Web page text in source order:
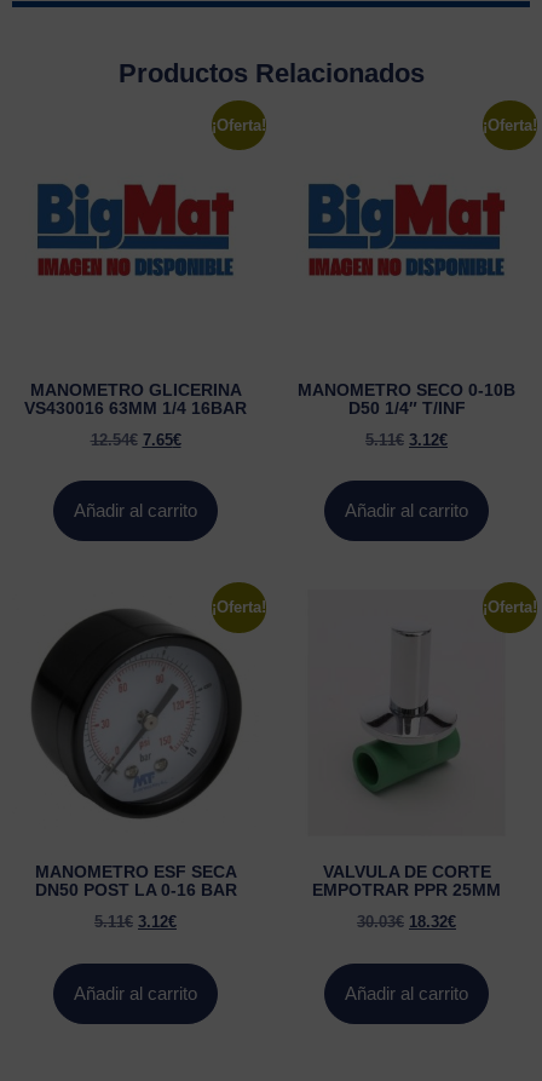
Productos Relacionados
¡Oferta!
MANOMETRO GLICERINA
VS430016 63MM 1/4 16BAR
12.54€ 7.65€
Añadir al carrito
¡Oferta!
MANOMETRO SECO 0-10B
D50 1/4″ T/INF
5.11€ 3.12€
Añadir al carrito
¡Oferta!
MANOMETRO ESF SECA
DN50 POST LA 0-16 BAR
5.11€ 3.12€
Añadir al carrito
¡Oferta!
VALVULA DE CORTE
EMPOTRAR PPR 25MM
30.03€ 18.32€
Añadir al carrito